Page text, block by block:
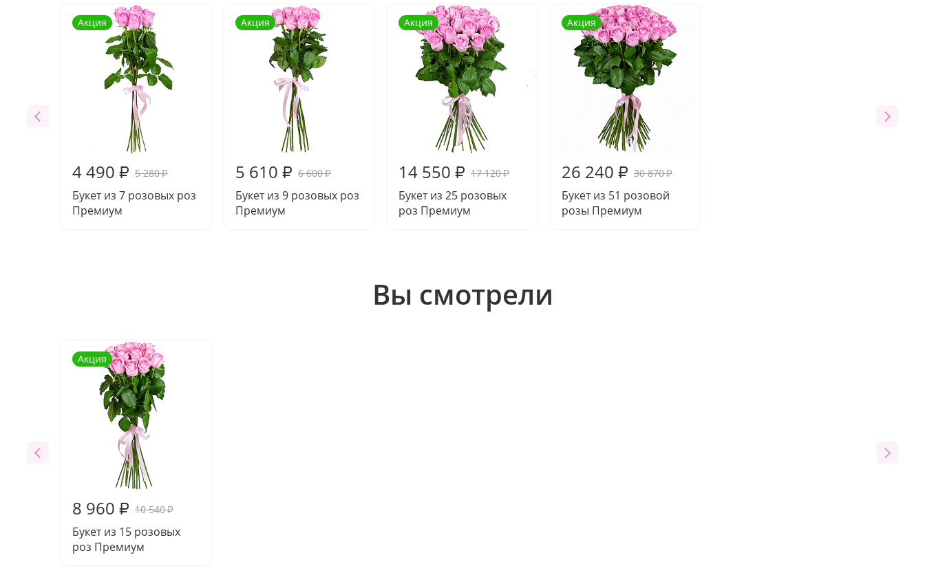
Акция
4 490 ₽ 5 280₽
Букет из 7 розовых роз
Премиум
Акция
5 610 ₽ 6 600₽
Букет из 9 розовых роз
Премиум
Акция
14 550 ₽ 17 120₽
Букет из 25 розовых
роз Премиум
Акция
26 240 ₽ 30 870₽
Букет из 51 розовой
розы Премиум
Вы смотрели
Акция
8 960 ₽ 10 540₽
Букет из 15 розовых
роз Премиум